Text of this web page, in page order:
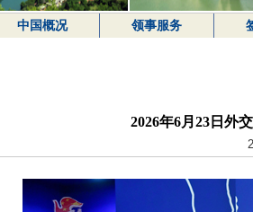
中国概况 领事服务
2026年6月23日外